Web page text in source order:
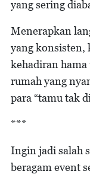
yang sering
Menerapkan
yang konsisten,
kehadiran
rumah yang
para “tamu tak
***
Ingin jadi salah
beragam event